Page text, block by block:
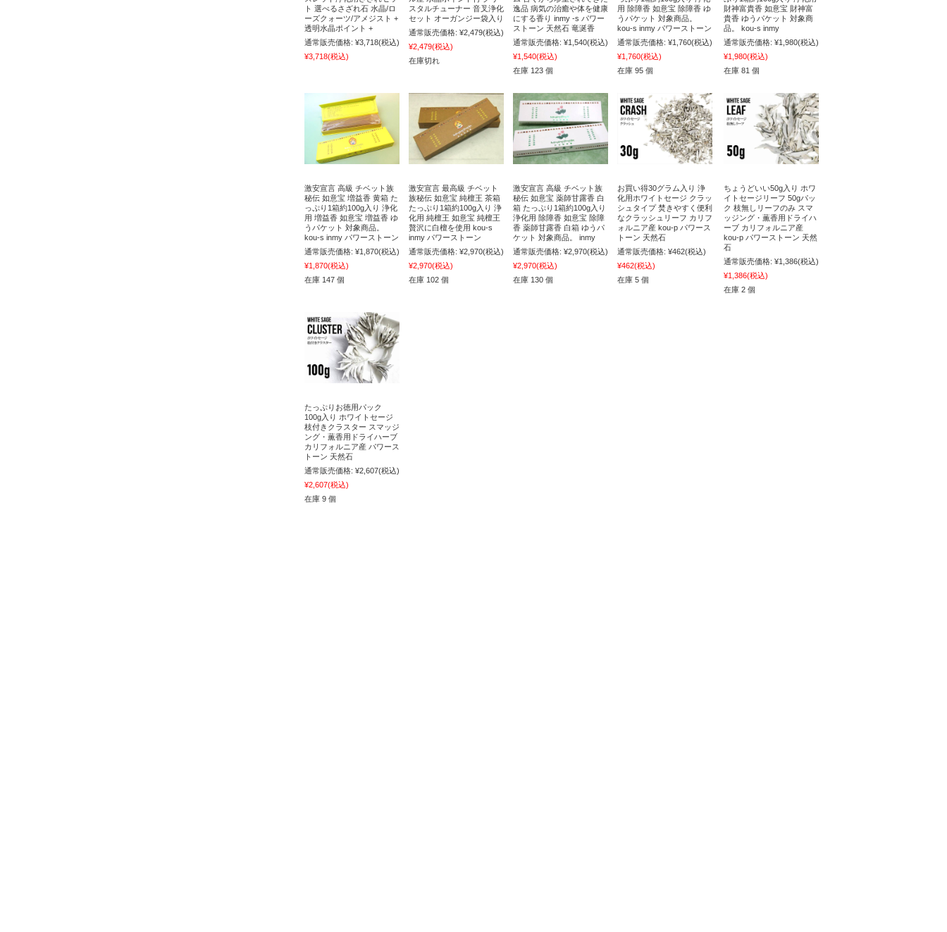
ト 選べるさざれ石 水晶/ロ
ーズクォーツ/アメジスト +
透明水晶ポイント +
通常販売価格: ¥3,718(税込)
¥3,718(税込)
スタルチューナー 音叉浄化
セット オーガンジー袋入り
通常販売価格: ¥2,479(税込)
¥2,479(税込)
在庫切れ
逸品 病気の治癒や体を健康
にする香り inmy -s パワー
ストーン 天然石 竜涎香
通常販売価格: ¥1,540(税込)
¥1,540(税込)
在庫 123 個
用 除障香 如意宝 除障香 ゆ
うパケット 対象商品。
kou-s inmy パワーストーン
通常販売価格: ¥1,760(税込)
¥1,760(税込)
在庫 95 個
財神富貴香 如意宝 財神富
貴香 ゆうパケット 対象商
品。 kou-s inmy
通常販売価格: ¥1,980(税込)
¥1,980(税込)
在庫 81 個
激安宣言 高級 チベット族
秘伝 如意宝 増益香 黄箱 た
っぷり1箱約100g入り 浄化
用 増益香 如意宝 増益香 ゆ
うパケット 対象商品。
kou-s inmy パワーストーン
通常販売価格: ¥1,870(税込)
¥1,870(税込)
在庫 147 個
激安宣言 最高級 チベット
族秘伝 如意宝 純檀王 茶箱
たっぷり1箱約100g入り 浄
化用 純檀王 如意宝 純檀王
贅沢に白檀を使用 kou-s
inmy パワーストーン
通常販売価格: ¥2,970(税込)
¥2,970(税込)
在庫 102 個
激安宣言 高級 チベット族
秘伝 如意宝 薬師甘露香 白
箱 たっぷり1箱約100g入り
浄化用 除障香 如意宝 除障
香 薬師甘露香 白箱 ゆうパ
ケット 対象商品。 inmy
通常販売価格: ¥2,970(税込)
¥2,970(税込)
在庫 130 個
お買い得30グラム入り 浄
化用ホワイトセージ クラッ
シュタイプ 焚きやすく便利
なクラッシュリーフ カリフ
ォルニア産 kou-p パワース
トーン 天然石
通常販売価格: ¥462(税込)
¥462(税込)
在庫 5 個
ちょうどいい50g入り ホワ
イトセージリーフ 50gパッ
ク 枝無しリーフのみ スマ
ッジング・薫香用ドライハ
ーブ カリフォルニア産
kou-p パワーストーン 天然
石
通常販売価格: ¥1,386(税込)
¥1,386(税込)
在庫 2 個
たっぷりお徳用パック
100g入り ホワイトセージ
枝付きクラスター スマッジ
ング・薫香用ドライハーブ
カリフォルニア産 パワース
トーン 天然石
通常販売価格: ¥2,607(税込)
¥2,607(税込)
在庫 9 個